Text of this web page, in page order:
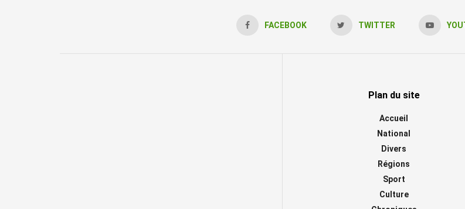
FACEBOOK TWITTER
Plan du site
Accueil
National
Divers
Régions
Sport
Culture